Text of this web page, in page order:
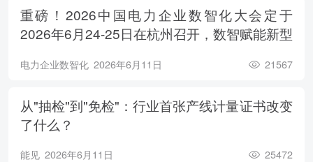
重磅！2026中国电力企业数智化大会定于
2026年6月24-25日在杭州召开，数智赋能新型
电力企业数智化 2026年6月11日 21567
从"抽检"到"免检"：行业首张产线计量证书改变
了什么？
能见 2026年6月11日 25472